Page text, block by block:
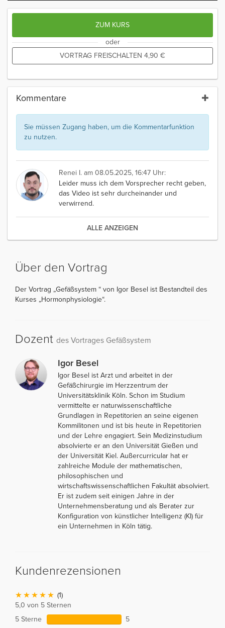
ZUM KURS
oder
VORTRAG FREISCHALTEN 4,90 €
Kommentare
Sie müssen Zugang haben, um die Kommentarfunktion
zu nutzen.
Renei I. am 08.05.2025, 16:47 Uhr:
Leider muss ich dem Vorsprecher recht geben,
das Video ist sehr durcheinander und
verwirrend.
ALLE ANZEIGEN
Über den Vortrag
Der Vortrag „Gefäßsystem “ von Igor Besel ist Bestandteil des
Kurses „Hormonphysiologie“.
Dozent des Vortrages Gefäßsystem
Igor Besel
Igor Besel ist Arzt und arbeitet in der
Gefäßchirurgie im Herzzentrum der
Universitätsklinik Köln. Schon im Studium
vermittelte er naturwissenschaftliche
Grundlagen in Repetitorien an seine eigenen
Kommilitonen und ist bis heute in Repetitorien
und der Lehre engagiert. Sein Medizinstudium
absolvierte er an den Universität Gießen und
der Universität Kiel. Außercurricular hat er
zahlreiche Module der mathematischen,
philosophischen und
wirtschaftswissenschaftlichen Fakultät absolviert.
Er ist zudem seit einigen Jahre in der
Unternehmensberatung und als Berater zur
Konfiguration von künstlicher Intelligenz (KI) für
ein Unternehmen in Köln tätig.
Kundenrezensionen
(1)
5,0 von 5 Sternen
5 Sterne
5